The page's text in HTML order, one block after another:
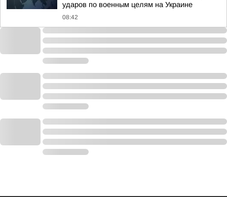
ударов по военным целям на Украине
08:42